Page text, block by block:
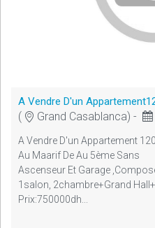
A Vendre D'un
( Grand Casablanca) -
A Vendre D'un Appartement
Au Maarif De Au 5ème Sans
Ascenseur Et Garage
1salon, 2chambre+grand
Prix:750000dh...